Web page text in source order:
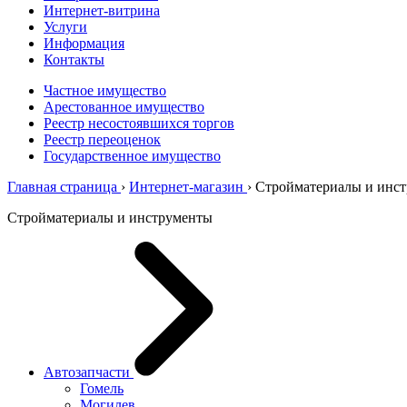
Интернет-витрина
Услуги
Информация
Контакты
Частное имущество
Арестованное имущество
Реестр несостоявшихся торгов
Реестр переоценок
Государственное имущество
Главная страница › Интернет-магазин › Стройматериалы и
Стройматериалы и инструменты
Автозапчасти
Гомель